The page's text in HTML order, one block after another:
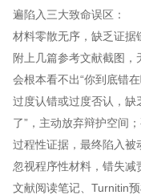
遍陷入三大致命误区：
材料零散无序，缺乏证
附上几篇参考文献截图
会根本看不出“你到底错在
过度认错或过度否认，缺
了”，主动放弃辩护空间
过程性证据，最终陷入被
忽视程序性材料，错失减
文献阅读笔记、Turnitin